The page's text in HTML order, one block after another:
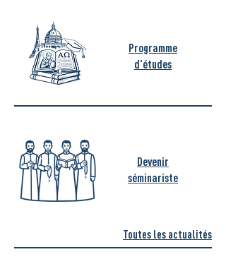
Programme
d'études
Devenir
séminariste
Toutes les actualités